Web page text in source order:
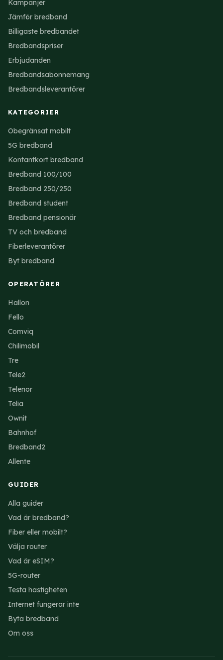
Kampanjer
Jämför bredband
Billigaste bredbandet
Bredbandspriser
Erbjudanden
Bredbandsabonnemang
Bredbandsleverantörer
KATEGORIER
Obegränsat mobilt
5G bredband
Kontantkort bredband
Bredband 100/100
Bredband 250/250
Bredband student
Bredband pensionär
TV och bredband
Fiberleverantörer
Byt bredband
OPERATÖRER
Hallon
Fello
Comviq
Chilimobil
Tre
Tele2
Telenor
Telia
Ownit
Bahnhof
Bredband2
Allente
GUIDER
Alla guider
Vad är bredband?
Fiber eller mobilt?
Välja router
Vad är eSIM?
5G-router
Testa hastigheten
Internet fungerar inte
Byta bredband
Om oss